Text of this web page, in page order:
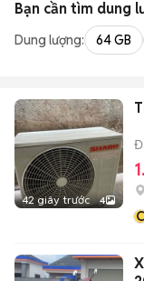
Bạn cần tìm dung
Dung lượng: 64 GB
42 giây trước 4
C